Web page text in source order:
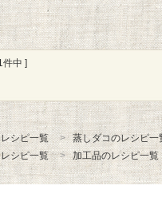
件中 ]
シピ一覧
蒸しダコのレシピ一
シピ一覧 加工品のレシピ一覧